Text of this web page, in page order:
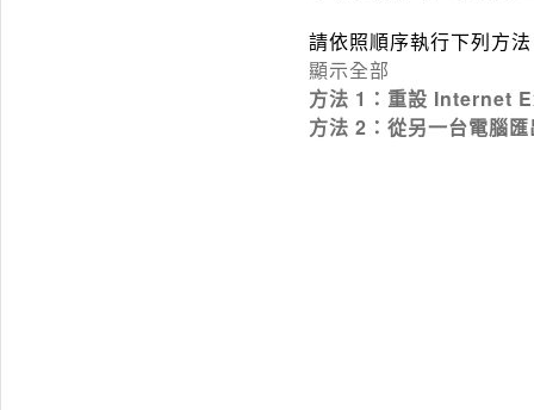
請依照順序執行下列方
顯示全部
方法 1 ：重設 Internet
方法 2 ：從另一台電腦